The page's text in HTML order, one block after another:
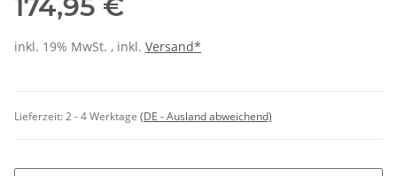
174,95 €
inkl. 19% MwSt. , inkl. Versand*
Lieferzeit:2 - 4 Werktage (DE - Ausland abweichend)